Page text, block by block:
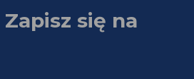
się na